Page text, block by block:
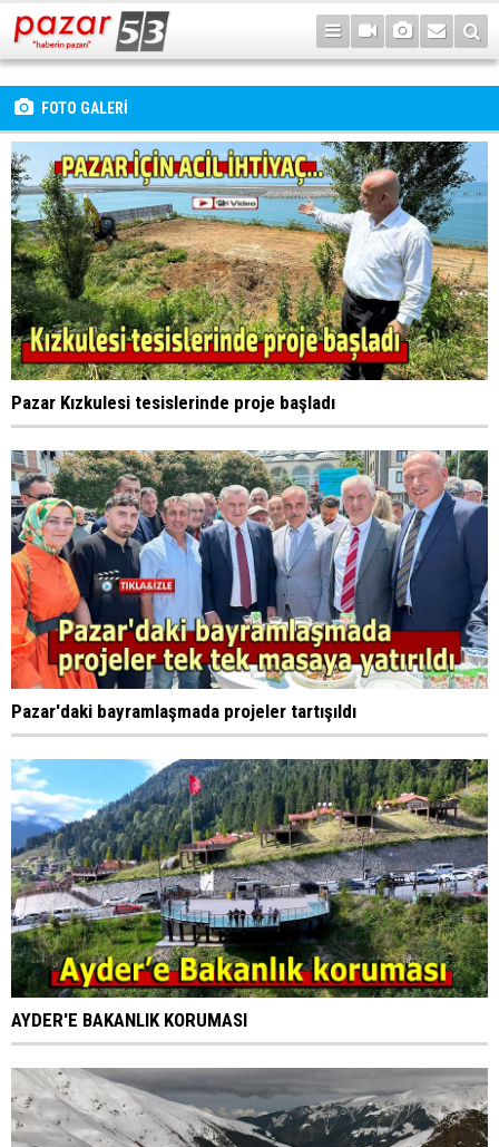
FOTO GALERİ
Pazar Kızkulesi tesislerinde proje başladı
Pazar'daki bayramlaşmada projeler tartışıldı
AYDER'E BAKANLIK KORUMASI